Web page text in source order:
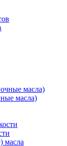
масла)